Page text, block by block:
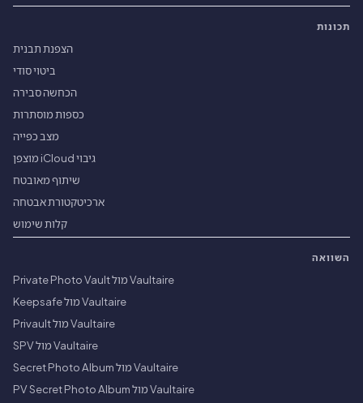
תכונות
הצפנת תבנית
ביטוי סודי
הכחשה סבירה
כספות מוסתרות
מצב כפייה
גיבוי iCloud מוצפן
שיתוף מאובטח
ארכיטקטורת אבטחה
קלות שימוש
השוואה
Vaultaire מול Private Photo Vault
Vaultaire מול Keepsafe
Vaultaire מול Privault
Vaultaire מול SPV
Vaultaire מול Secret Photo Album
Vaultaire מול PV Secret Photo Album